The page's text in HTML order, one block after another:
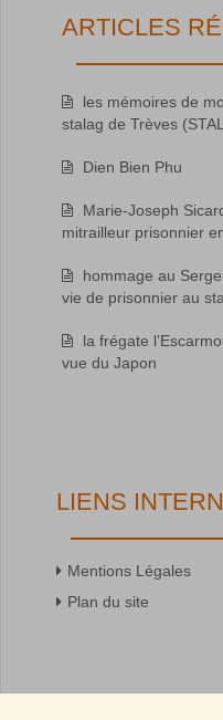
ARTICLES
les mémoires de
stalag de Trèves
Dien Bien Phu
Marie-Joseph
mitrailleur prisonnier
hommage au
vie de prisonnier au
la frégate
vue du Japon
LIENS
Mentions Légales
Plan du site